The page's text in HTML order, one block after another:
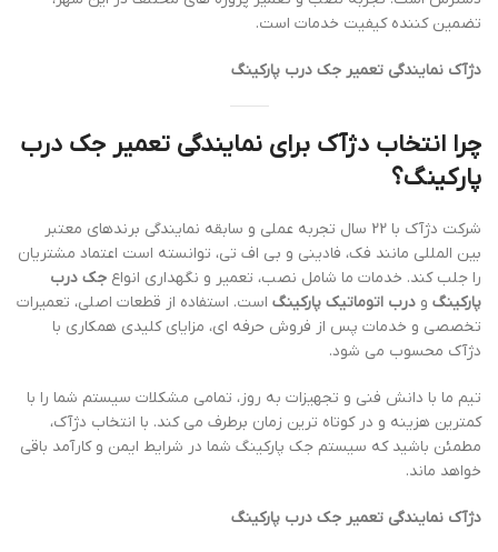
تضمین کننده کیفیت خدمات است.
دژآک نمایندگی تعمیر جک درب پارکینگ
چرا انتخاب دژآک برای نمایندگی تعمیر جک درب
پارکینگ؟
شرکت دژآک با 22 سال تجربه عملی و سابقه نمایندگی برندهای معتبر
بین المللی مانند فک، فادینی و بی اف تی، توانسته است اعتماد مشتریان
را جلب کند. خدمات ما شامل نصب، تعمیر و نگهداری انواع جک درب
پارکینگ و درب اتوماتیک پارکینگ است. استفاده از قطعات اصلی، تعمیرات
تخصصی و خدمات پس از فروش حرفه ای، مزایای کلیدی همکاری با
دژآک محسوب می شود.
تیم ما با دانش فنی و تجهیزات به روز، تمامی مشکلات سیستم شما را با
کمترین هزینه و در کوتاه ترین زمان برطرف می کند. با انتخاب دژآک،
مطمئن باشید که سیستم جک پارکینگ شما در شرایط ایمن و کارآمد باقی
خواهد ماند.
دژآک نمایندگی تعمیر جک درب پارکینگ